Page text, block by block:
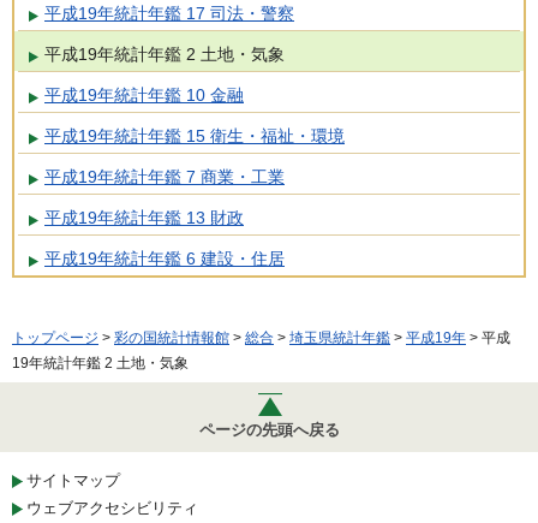
平成19年統計年鑑 17 司法・警察
平成19年統計年鑑 2 土地・気象
平成19年統計年鑑 10 金融
平成19年統計年鑑 15 衛生・福祉・環境
平成19年統計年鑑 7 商業・工業
平成19年統計年鑑 13 財政
平成19年統計年鑑 6 建設・住居
トップページ > 彩の国統計情報館 > 総合 > 埼玉県統計年鑑 > 平成19年 > 平成
19年統計年鑑 2 土地・気象
ページの先頭へ戻る
サイトマップ
ウェブアクセシビリティ